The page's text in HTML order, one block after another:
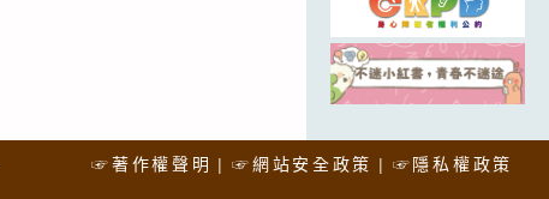
☞著作權聲明 ☞網站安全政策 ☞隱私權政策